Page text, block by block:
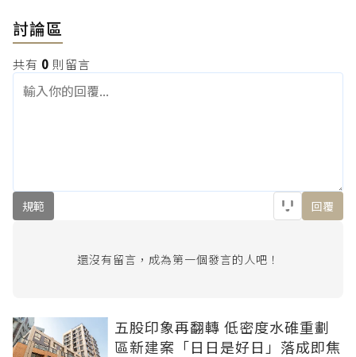
討論區
共有 0 則留言
規範 回覆
還沒有留言，成為第一個發言的人吧！
五股印象再翻轉 低密度水碓重劃
區新建案「日日是好日」落成即焦